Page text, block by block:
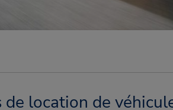
de location de